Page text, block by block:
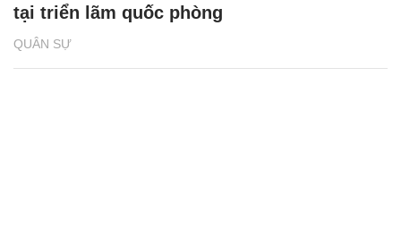
QUÂN SỰ
tại triển lãm quốc phòng